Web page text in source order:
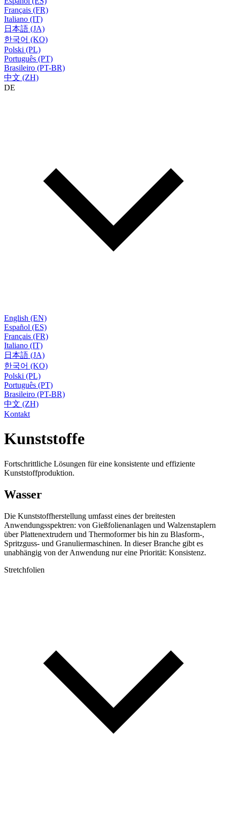
Français (FR)
Italiano (IT)
日本語 (JA)
한국어 (KO)
Polski (PL)
Português (PT)
Brasileiro (PT-BR)
中文 (ZH)
DE
English (EN)
Español (ES)
Français (FR)
Italiano (IT)
日本語 (JA)
한국어 (KO)
Polski (PL)
Português (PT)
Brasileiro (PT-BR)
中文 (ZH)
Kontakt
Kunststoffe
Fortschrittliche Lösungen für eine konsistente und effiziente
Kunststoffproduktion.
Wasser
Die Kunststoffherstellung umfasst eines der breitesten
Anwendungsspektren: von Gießfolienanlagen und Walzenstaplern
über Plattenextrudern und Thermoformer bis hin zu Blasform-,
Spritzguss- und Granuliermaschinen. In dieser Branche gibt es
unabhängig von der Anwendung nur eine Priorität: Konsistenz.
Stretchfolien